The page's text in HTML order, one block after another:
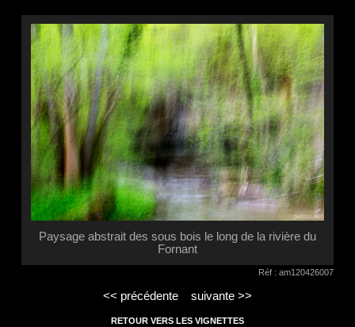
Paysage abstrait des sous bois le long de la rivière du
Fornant
Réf : am120426007
<< précédente suivante >>
RETOUR VERS LES VIGNETTES